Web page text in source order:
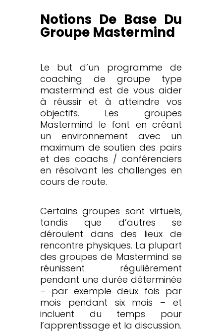
Notions De Base Du
Groupe Mastermind
Le but d’un programme de
coaching de groupe type
mastermind est de vous aider
à réussir et à atteindre vos
objectifs. Les groupes
Mastermind le font en créant
un environnement avec un
maximum de soutien des pairs
et des coachs / conférenciers
en résolvant les challenges en
cours de route.
Certains groupes sont virtuels,
tandis que d’autres se
déroulent dans des lieux de
rencontre physiques. La plupart
des groupes de Mastermind se
réunissent régulièrement
pendant une durée déterminée
– par exemple deux fois par
mois pendant six mois – et
incluent du temps pour
l’apprentissage et la discussion.